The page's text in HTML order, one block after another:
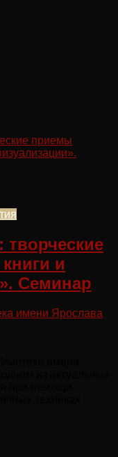
творческие
и
Семинар
имени Ярослава